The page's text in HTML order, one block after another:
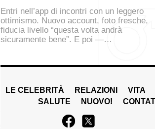
Entri nell’app di incontri con un leggero
ottimismo. Nuovo account, foto fresche,
fiducia livello “questa volta andrà
sicuramente bene”. E poi —…
LE CELEBRITÀ RELAZIONI
VITA
SALUTE
NUOVO!